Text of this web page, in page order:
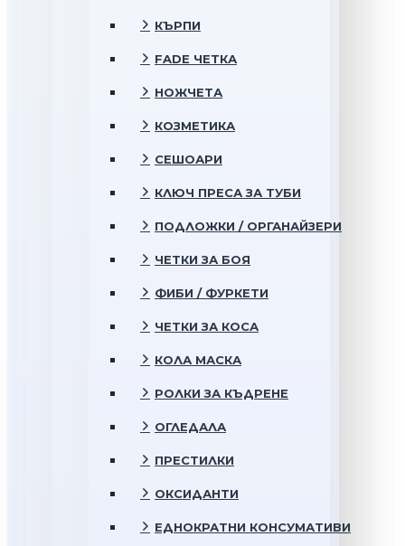
КЪРПИ
FADE ЧЕТКА
НОЖЧЕТА
КОЗМЕТИКА
СЕШОАРИ
КЛЮЧ ПРЕСА ЗА ТУБИ
ПОДЛОЖКИ / ОРГАНАЙЗЕРИ
ЧЕТКИ ЗА БОЯ
ФИБИ / ФУРКЕТИ
ЧЕТКИ ЗА КОСА
КОЛА МАСКА
РОЛКИ ЗА КЪДРЕНЕ
ОГЛЕДАЛА
ПРЕСТИЛКИ
ОКСИДАНТИ
ЕДНОКРАТНИ КОНСУМАТИВИ